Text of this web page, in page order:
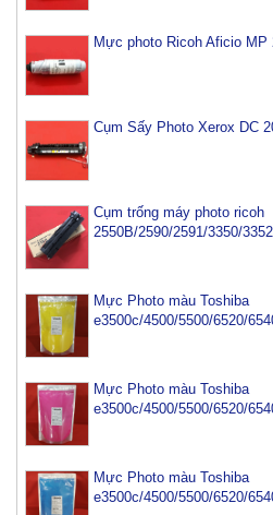
Mực photo Ricoh Aficio MP
Cụm Sấy Photo Xerox DC
Cụm trống máy photo ricoh
2550B/2590/2591/3350/3352
Mực Photo màu Toshiba
e3500c/4500/5500/6520/
Mực Photo màu Toshiba
e3500c/4500/5500/6520/
Mực Photo màu Toshiba
e3500c/4500/5500/6520/